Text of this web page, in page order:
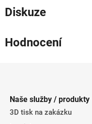
Diskuze
Hodnocení
Naše služby / produkty
3D tisk na zakázku